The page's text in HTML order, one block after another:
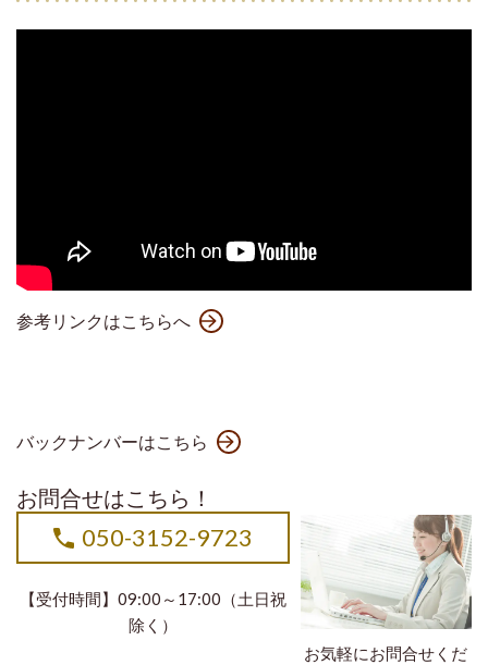
参考リンクはこちらへ
バックナンバーはこちら
お問合せはこちら！
お気軽にお問合せくだ
050-3152-9723
【受付時間】09:00～17:00（土日祝
除く）